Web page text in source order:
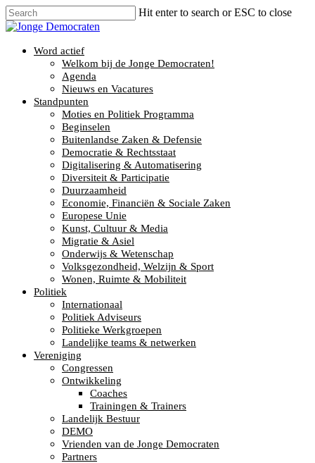
Hit enter to search or ESC to close
Word actief
Welkom bij de Jonge Democraten!
Agenda
Nieuws en Vacatures
Standpunten
Moties en Politiek Programma
Beginselen
Buitenlandse Zaken & Defensie
Democratie & Rechtsstaat
Digitalisering & Automatisering
Diversiteit & Participatie
Duurzaamheid
Economie, Financiën & Sociale Zaken
Europese Unie
Kunst, Cultuur & Media
Migratie & Asiel
Onderwijs & Wetenschap
Volksgezondheid, Welzijn & Sport
Wonen, Ruimte & Mobiliteit
Politiek
Internationaal
Politiek Adviseurs
Politieke Werkgroepen
Landelijke teams & netwerken
Vereniging
Congressen
Ontwikkeling
Coaches
Trainingen & Trainers
Landelijk Bestuur
DEMO
Vrienden van de Jonge Democraten
Partners